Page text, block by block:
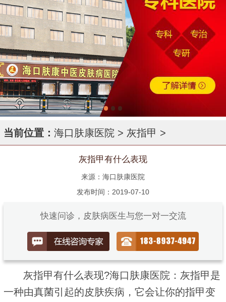
当前位置： 海口肤康医院 > 灰指甲 >
灰指甲有什么表现
来源：海口肤康医院
发布时间：2019-07-10
快速问诊，皮肤病医生与您一对一交流
灰指甲有什么表现?海口肤康医院：灰指甲是
一种由真菌引起的皮肤疾病，它会让你的指甲变